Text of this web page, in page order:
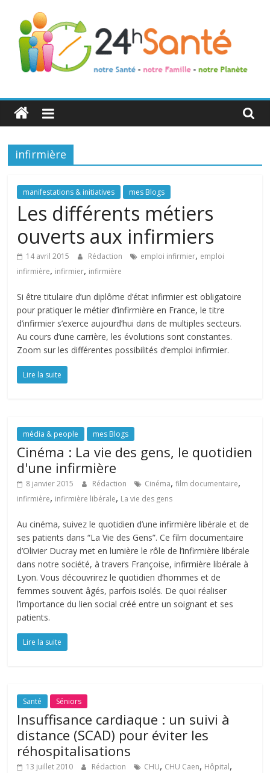
24h
Santé
La
de
toute
famille
infirmière
manifestations & initiatives mes Blogs
Les différents métiers
ouverts aux infirmiers
14 avril 2015 Rédaction emploi infirmier, emploi
infirmière, infirmier, infirmière
Si être titulaire d’un diplôme d’état infirmier est obligatoire
pour pratiquer le métier d’infirmière en France, le titre
d’infirmier s’exerce aujourd’hui dans de multiples secteurs.
Au cours d’une carrière, les évolutions sont constantes.
Zoom sur les différentes possibilités d’emploi infirmier.
Lire la suite
média & people mes Blogs
Cinéma : La vie des gens, le quotidien
d'une infirmière
8 janvier 2015 Rédaction Cinéma,film documentaire,
infirmière, infirmière libérale, La vie des gens
Au cinéma, suivez le quotidien d’une infirmière libérale et de
ses patients dans “La Vie des Gens”. Ce film documentaire
d’Olivier Ducray met en lumière le rôle de l’infirmière libérale
dans notre société, à travers Françoise, infirmière libérale à
Lyon. Vous découvrirez le quotidien d’hommes et de
femmes souvent âgés, parfois isolés. De quoi réaliser
l’importance du lien social créé entre un soignant et ses
patients.
Lire la suite
Santé Séniors
Insuffisance cardiaque : un suivi à
distance (SCAD) pour éviter les
réhospitalisations
13 juillet 2010 Rédaction CHU, CHU Caen, Hôpital,